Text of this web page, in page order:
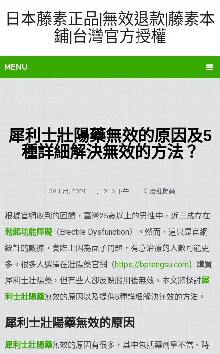
日本藤素正品|無效退款|藤素本
鋪|台灣官方授權
MENU
犀利士壯陽藥無效的原因及5
種詳細解決無效的方法？
30 1 月, 2024 , 12:16 下午 , 印度壯陽藥
根據官網收到的回饋，臺灣25歲以上的男性中，近三成存在
勃起功能障礙 （Erectile Dysfunction）。然而，這只是官網
統計的數據，實際上因為面子問題，有意治療的人數可能更
多。很多人選擇在壯陽藥官網（https://bptengsu.com）購買
犀利士壯陽藥，但有些人卻反映服用後無效。本文將探討犀
利士壯陽藥無效的原因以及提供5種詳細解決無效的方法。
犀利士壯陽藥無效的原因
犀利士壯陽藥無效的原因有很多，其中包括藥劑量不當、時